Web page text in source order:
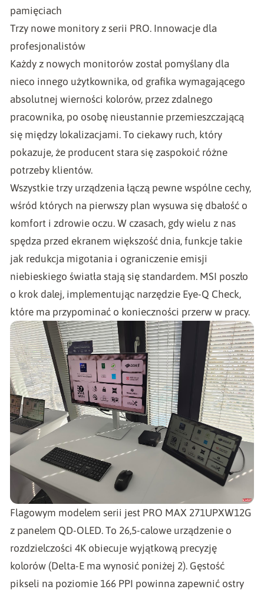
pamięciach
Trzy nowe monitory z serii PRO. Innowacje dla
profesjonalistów
Każdy z nowych monitorów został pomyślany dla
nieco innego użytkownika, od grafika wymagającego
absolutnej wierności kolorów, przez zdalnego
pracownika, po osobę nieustannie przemieszczającą
się między lokalizacjami. To ciekawy ruch, który
pokazuje, że producent stara się zaspokoić różne
potrzeby klientów.
Wszystkie trzy urządzenia łączą pewne wspólne cechy,
wśród których na pierwszy plan wysuwa się dbałość o
komfort i zdrowie oczu. W czasach, gdy wielu z nas
spędza przed ekranem większość dnia, funkcje takie
jak redukcja migotania i ograniczenie emisji
niebieskiego światła stają się standardem. MSI poszło
o krok dalej, implementując narzędzie Eye-Q Check,
które ma przypominać o konieczności przerw w pracy.
Flagowym modelem serii jest PRO MAX 271UPXW12G
z panelem QD-OLED. To 26,5-calowe urządzenie o
rozdzielczości 4K obiecuje wyjątkową precyzję
kolorów (Delta-E ma wynosić poniżej 2). Gęstość
pikseli na poziomie 166 PPI powinna zapewnić ostry